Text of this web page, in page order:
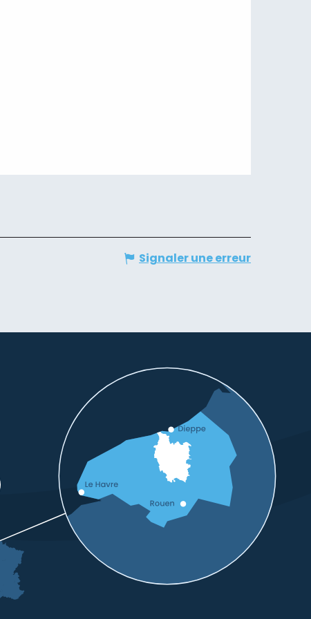
Signaler une erreur